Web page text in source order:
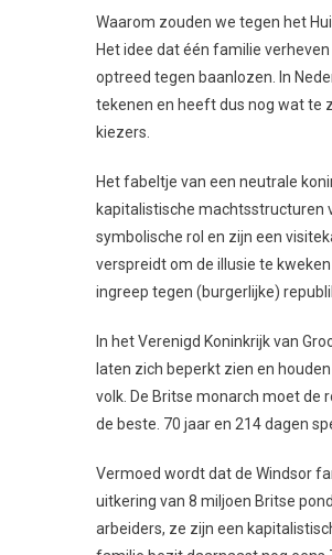
Waarom zouden we tegen het
Het idee dat één familie
optreed tegen baanlozen. In
tekenen en heeft dus nog wat te
kiezers.
Het fabeltje van een neutrale
kapitalistische machtsstructuren
symbolische rol en zijn een
verspreidt om de illusie te
ingreep tegen (burgerlijke)
In het Verenigd Koninkrijk van
laten zich beperkt zien en
volk. De Britse monarch moet de
de beste. 70 jaar en 214 dagen
Vermoed wordt dat de Windsor
uitkering van 8 miljoen Britse
arbeiders, ze zijn een